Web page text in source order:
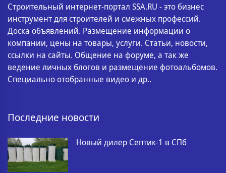
Строительный интернет-портал SSA.RU - это бизнес
инструмент для строителей и смежных профессий.
Доска объявлений. Размещение информации о
компании, цены на товары, услуги. Статьи, новости,
ссылки на сайты. Общение на форуме, а так же
ведение личных блогов и размещение фотоальбомов.
Специально отобранные видео и др..
Последние новости
Новый дилер Септик-1 в СПб